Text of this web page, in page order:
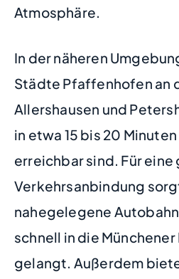
Atmosphäre.
In der näheren
Städte Pfaffenhofen an
Allershausen und
in etwa 15 bis 20
erreichbar sind. Für eine
Verkehrsanbindung
nahegelegene
schnell in die
gelangt. Außerdem